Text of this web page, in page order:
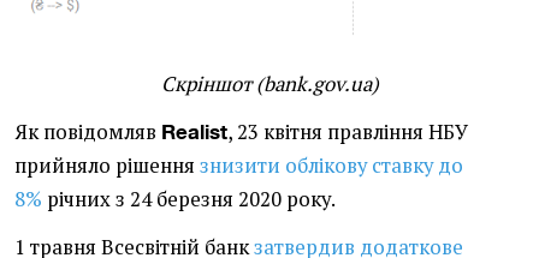
Скріншот (bank.gov.ua)
Як повідомляв Realist, 23 квітня правління НБУ
прийняло рішення знизити облікову ставку до
8% річних з 24 березня 2020 року.
1 травня Всесвітній банкзатвердив додаткове